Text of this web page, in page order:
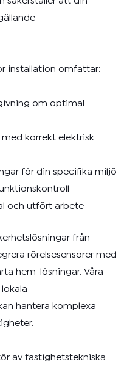
installation omfattar:
om optimal
med korrekt elektrisk
för din specifika miljö
och utfört arbete
från
rörelsesensorer med
hem-lösningar. Våra
hantera komplexa
av fastighetstekniska